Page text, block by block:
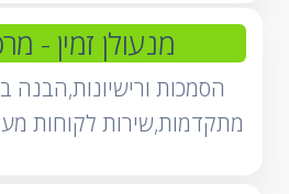
מנעולן זמין -
הסמכות
מתקדמות,שירות לקוחות